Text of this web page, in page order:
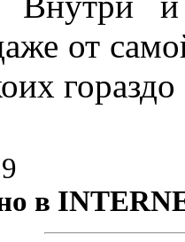
от
в